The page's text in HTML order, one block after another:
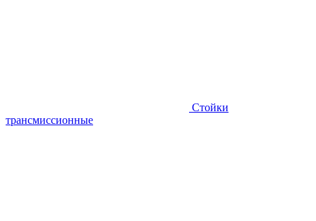
Стойки
трансмиссионные